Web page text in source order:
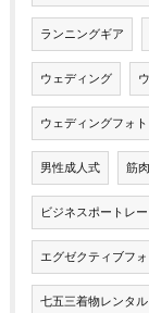
ランニングギア
ウェディング
ウェディングフォト
男性成人式 筋肉
ビジネスポートレー
エグゼクティブフォ
七五三着物レンタル